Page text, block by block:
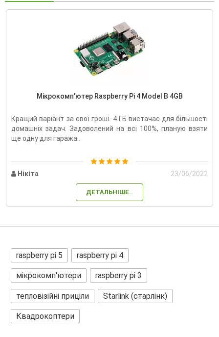
Мікрокомп'ютер Raspberry Pi 4 Model B 4GB
Кращий варіант за свої гроші. 4 ГБ вистачає для більшості
домашніх задач. Задоволений на всі 100%, планую взяти
ще одну для гаража..
Нікіта 23/06/2022
ДЕТАЛЬНІШЕ..
raspberry pi 5 raspberry pi 4
мікрокомп'ютери raspberry pi 3
тепловізійні приціли Starlink (старлінк)
Квадрокоптери